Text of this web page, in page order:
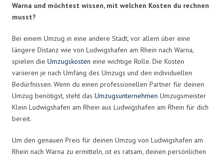
Warna und möchtest wissen, mit welchen Kosten du rechnen
musst?
Bei einem Umzug in eine andere Stadt, vor allem über eine
längere Distanz wie von Ludwigshafen am Rhein nach Warna,
spielen die Umzugskosten eine wichtige Rolle. Die Kosten
variieren je nach Umfang des Umzugs und den individuellen
Bedürfnissen. Wenn du einen professionellen Partner für deinen
Umzug benötigst, steht das Umzugsunternehmen Umzugsmeister
Klein Ludwigshafen am Rhein aus Ludwigshafen am Rhein für dich
bereit.
Um den genauen Preis für deinen Umzug von Ludwigshafen am
Rhein nach Warna zu ermitteln, ist es ratsam, deinen persönlichen